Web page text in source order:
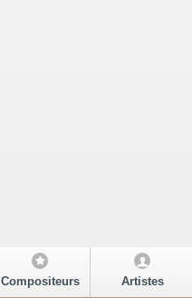
Compositeurs Artistes